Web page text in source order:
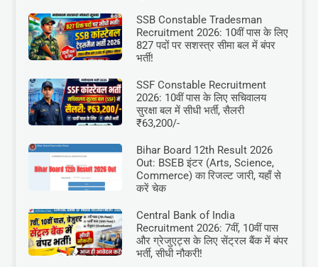
SSB Constable Tradesman
Recruitment 2026: 10वीं पास के लिए
827 पदों पर सशस्त्र सीमा बल में बंपर
भर्ती!
SSF Constable Recruitment
2026: 10वीं पास के लिए सचिवालय
सुरक्षा बल में सीधी भर्ती, सैलरी
₹63,200/-
Bihar Board 12th Result 2026
Out: BSEB इंटर (Arts, Science,
Commerce) का रिजल्ट जारी, यहाँ से
करें चेक
Central Bank of India
Recruitment 2026: 7वीं, 10वीं पास
और ग्रेजुएट्स के लिए सेंट्रल बैंक में बंपर
भर्ती, सीधी नौकरी!